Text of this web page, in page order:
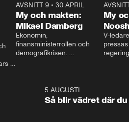
AVSNITT 9• 30 APRIL
My och makten:
Mikael Damberg
Ekonomin,
finansministerrollen och
demografikrisen.
och Makten.
My
V-
– Vi
vara
1:065 AUGUSTI
Så blir vädret där